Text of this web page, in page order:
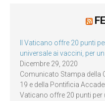
Il Vaticano offre 20 punti
universale ai vaccini, per
Dicembre 29, 2020
Comunicato Stampa della
19 e della Pontificia
Vaticano offre 20 punti